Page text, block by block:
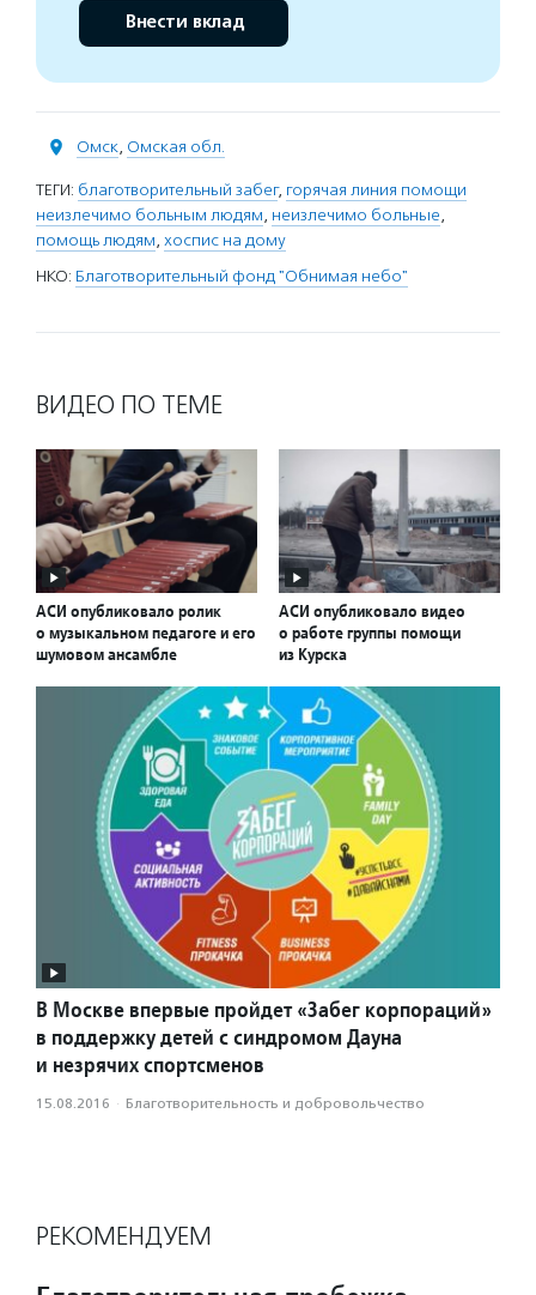
Внести вклад
Омск, Омская обл.
ТЕГИ: благотворительный забег, горячая линия помощи
неизлечимо больным людям, неизлечимо больные,
помощь людям, хоспис на дому
НКО: Благотворительный фонд "Обнимая небо"
ВИДЕО ПО ТЕМЕ
АСИ опубликовало ролик
о музыкальном педагоге и его
шумовом ансамбле
АСИ опубликовало видео
о работе группы помощи
из Курска
В Москве впервые пройдет «Забег корпораций»
в поддержку детей с синдромом Дауна
и незрячих спортсменов
15.08.2016 · Благотвори­тель­ность и доброволь­чест­во
РЕКОМЕНДУЕМ